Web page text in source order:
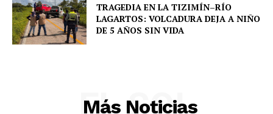
TRAGEDIA EN LA TIZIMÍN–RÍO
LAGARTOS: VOLCADURA DEJA A NIÑO
DE 5 AÑOS SIN VIDA
Más Noticias